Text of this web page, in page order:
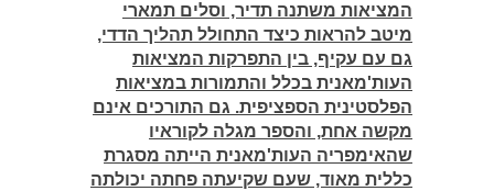
המציאות משתנה תדיר, וסלים תמארי
מיטב להראות כיצד התחולל תהליך הדדי,
גם עם עקיף, בין התפרקות המציאות
העות'מאנית בכלל והתמורות במציאות
הפלסטינית הספציפית. גם התורכים אינם
מקשה אחת, והספר מגלה לקוראיו
שהאימפריה העות'מאנית הייתה מסגרת
כללית מאוד, שעם שקיעתה פחתה יכולתה